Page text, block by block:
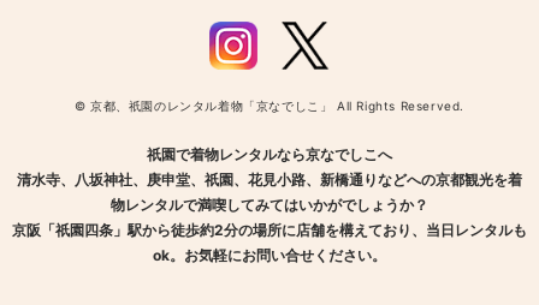
© 京都、祇園のレンタル着物「京なでしこ」 All Rights Reserved.
祇園で着物レンタルなら京なでしこへ
清水寺、八坂神社、庚申堂、祇園、花見小路、新橋通りなどへの京都観光を着
物レンタルで満喫してみてはいかがでしょうか？
京阪「祇園四条」駅から徒歩約2分の場所に店舗を構えており、当日レンタルも
ok。お気軽にお問い合せください。